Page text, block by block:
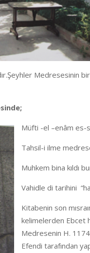
Medresesinin
Müfti -el –enâm es-
Tahsil-i ilme
Muhkem bina kıldı
Vahidle di tarihini
Kitabenin son
kelimelerden Ebcet
Medresenin H. 1174
Efendi tarafından